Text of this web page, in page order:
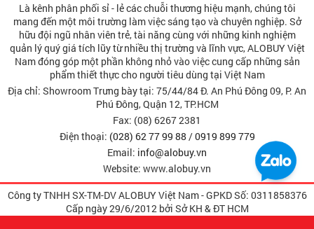
Là kênh phân phối sỉ - lẻ các chuỗi thương hiệu mạnh, chúng tôi
mang đến một môi trường làm việc sáng tạo và chuyên nghiệp. Sở
hữu đội ngũ nhân viên trẻ, tài năng cùng với những kinh nghiệm
quản lý quý giá tích lũy từ nhiều thị trường và lĩnh vực, ALOBUY Việt
Nam đóng góp một phần không nhỏ vào việc cung cấp những sản
phẩm thiết thực cho người tiêu dùng tại Việt Nam
Địa chỉ: Showroom Trưng bày tại: 75/44/84 Đ. An Phú Đông 09, P. An
Phú Đông, Quận 12, TP.HCM
Fax: (08) 6267 2381
Điện thoại: (028) 62 77 99 88 /0919 899 779
Email: info@alobuy.vn
Website: www.alobuy.vn
Công ty TNHH SX-TM-DV ALOBUY Việt Nam - GPKD Số: 0311858376
Cấp ngày 29/6/2012 bởi Sở KH & ÐT HCM